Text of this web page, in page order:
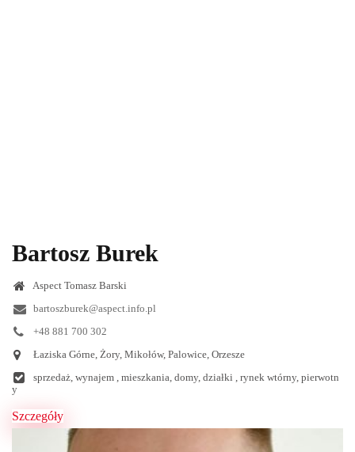
Bartosz Burek
Aspect Tomasz Barski
bartoszburek@aspect.info.pl
+48 881 700 302
Łaziska Górne, Żory, Mikołów, Palowice, Orzesze
sprzedaż, wynajem , mieszkania, domy, działki , rynek wtórny, pierwotn
y
Szczegóły